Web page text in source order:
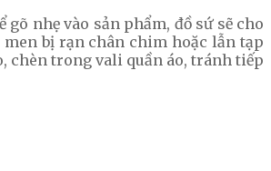
nhẹ vào sản phẩm, đồ sứ sẽ cho
bị rạn chân chim hoặc lẫn tạp
chèn trong vali quần áo, tránh tiếp